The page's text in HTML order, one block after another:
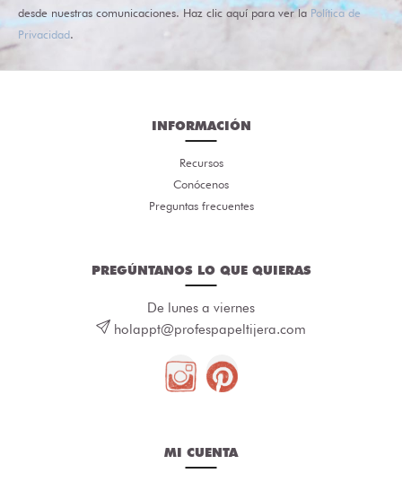
desde nuestras comunicaciones. Haz clic aquí para ver la Política de
Privacidad.
INFORMACIÓN
Recursos
Conócenos
Preguntas frecuentes
PREGÚNTANOS LO QUE QUIERAS
De lunes a viernes
holappt@profespapeltijera.com
MI CUENTA